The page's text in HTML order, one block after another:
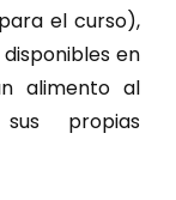
el curso),
en
alimento al
propias